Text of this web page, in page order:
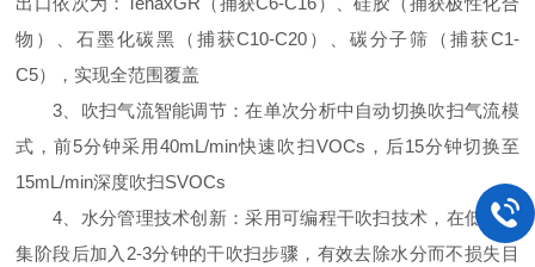
物）、石墨化碳黑（捕获C10-C20）、碳分子筛（捕获C1-
C5），实现全范围覆盖
3、吹扫气流智能调节：在单次分析中自动切换吹扫气流模
式，前5分钟采用40mL/min快速吹扫VOCs，后15分钟切换至
15mL/min深度吹扫SVOCs
4、水分管理技术创新：采用可编程干吹扫技术，在低温捕
集阶段后加入2-3分钟的干吹扫步骤，有效去除水分而不损失目